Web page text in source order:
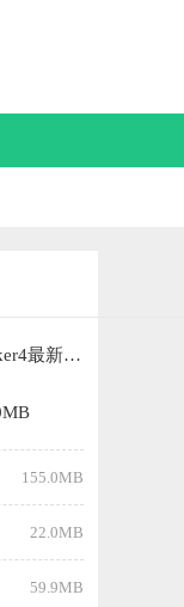
lovecraftlocker4最新版无限爱心版
155.0MB
22.0MB
59.9MB